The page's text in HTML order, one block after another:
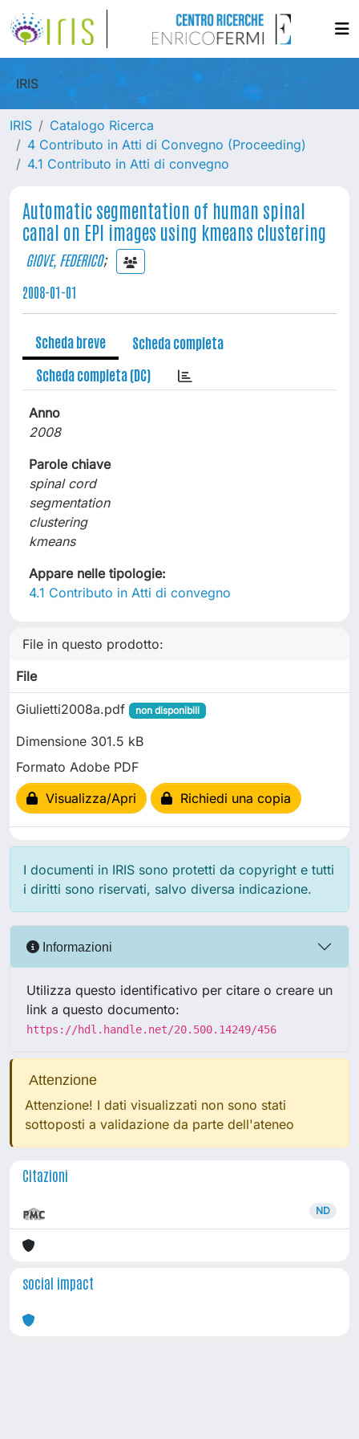
IRIS
IRIS
Catalogo Ricerca
4 Contributo in Atti di Convegno (Proceeding)
4.1 Contributo in Atti di convegno
Automatic segmentation of human spinal
canal on EPI images using kmeans clustering
GIOVE, FEDERICO;
2008-01-01
Scheda breve
Scheda completa
Scheda completa (DC)
Anno
2008
Parole chiave
spinal cord
segmentation
clustering
kmeans
Appare nelle tipologie:
4.1 Contributo in Atti di convegno
File in questo prodotto:
File
Giulietti2008a.pdf non disponibili
Dimensione 301.5 kB
Formato Adobe PDF
Visualizza/Apri
Richiedi una copia
I documenti in IRIS sono protetti da copyright e tutti
i diritti sono riservati, salvo diversa indicazione.
Informazioni
Utilizza questo identificativo per citare o creare un
link a questo documento:
https://hdl.handle.net/20.500.14249/456
Attenzione
Attenzione! I dati visualizzati non sono stati
sottoposti a validazione da parte dell'ateneo
Citazioni
ND
social impact